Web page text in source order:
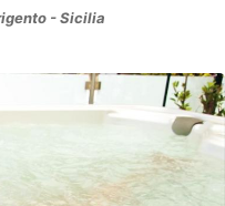
- Sicilia